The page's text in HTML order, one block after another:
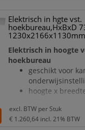
bladdikte 25
draagvermogen
geluidsniveau
T-voetonderstel
slag- en
in wit
elektromotoren
hefsnelheid
Elektrisch in hgte vst.
hoekbureau,HxBxD
1230x2166x1130mm
Elektrisch in hoogte
hoekbureau
geschikt voor
hoogte x
blad van hout
excl. BTW per Stuk
€ 1.260,64 incl. 21% BTW